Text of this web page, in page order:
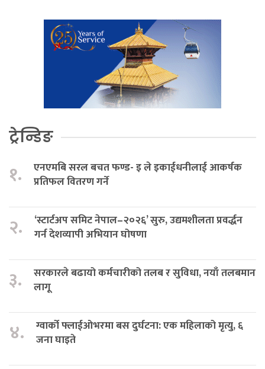
ट्रेन्डिङ
१.
एनएमबि सरल बचत फण्ड- इ ले इकाईधनीलाई आकर्षक
प्रतिफल वितरण गर्ने
२.
‘स्टार्टअप समिट नेपाल–२०२६’ सुरु, उद्यमशीलता प्रवर्द्धन
गर्न देशव्यापी अभियान घोषणा
३.
सरकारले बढायो कर्मचारीको तलब र सुविधा, नयाँ तलबमान
लागू
४.
ग्वार्को फ्लाईओभरमा बस दुर्घटना: एक महिलाको मृत्यु, ६
जना घाइते